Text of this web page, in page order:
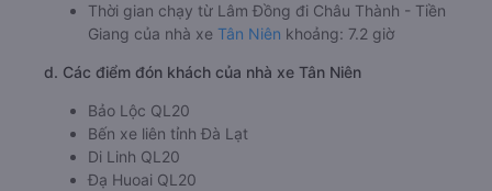
Thời gian chạy từ Lâm Đồng đi Châu Thành - Tiền
Giang của nhà xe Tân Niên khoảng: 7.2 giờ
d. Các điểm đón khách của nhà xe Tân Niên
Bảo Lộc QL20
Bến xe liên tỉnh Đà Lạt
Di Linh QL20
Đạ Huoai QL20